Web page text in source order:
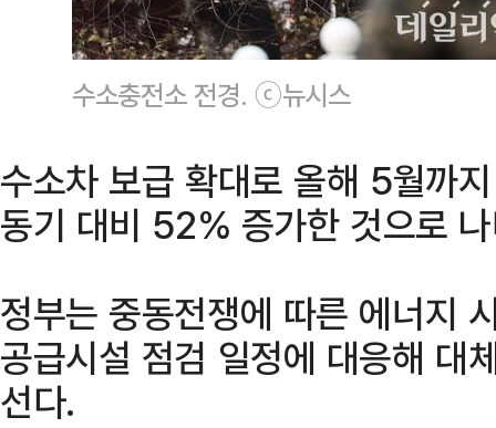
수소충전소 전경. ⓒ뉴시스
수소차 보급 확대로 올해 5월까
동기 대비 52% 증가한 것으로
정부는 중동전쟁에 따른 에너지
공급시설 점검 일정에 대응해 대
선다.